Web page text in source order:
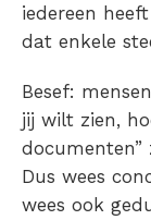
iedereen
dat enkele
Besef:
jij wilt zien,
Dus wees
wees ook